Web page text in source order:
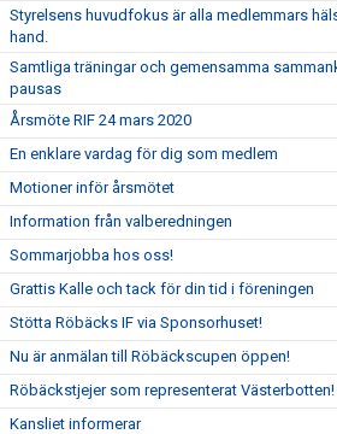
Styrelsens huvudfokus är alla medlemmars
hand.
Samtliga träningar och gemensamma
pausas
Årsmöte RIF 24 mars 2020
En enklare vardag för dig som medlem
Motioner inför årsmötet
Information från valberedningen
Sommarjobba hos oss!
Grattis Kalle och tack för din tid i föreningen
Stötta Röbäcks IF via Sponsorhuset!
Nu är anmälan till Röbäckscupen öppen!
Röbäckstjejer som representerat Västerbotten!
Kansliet informerar